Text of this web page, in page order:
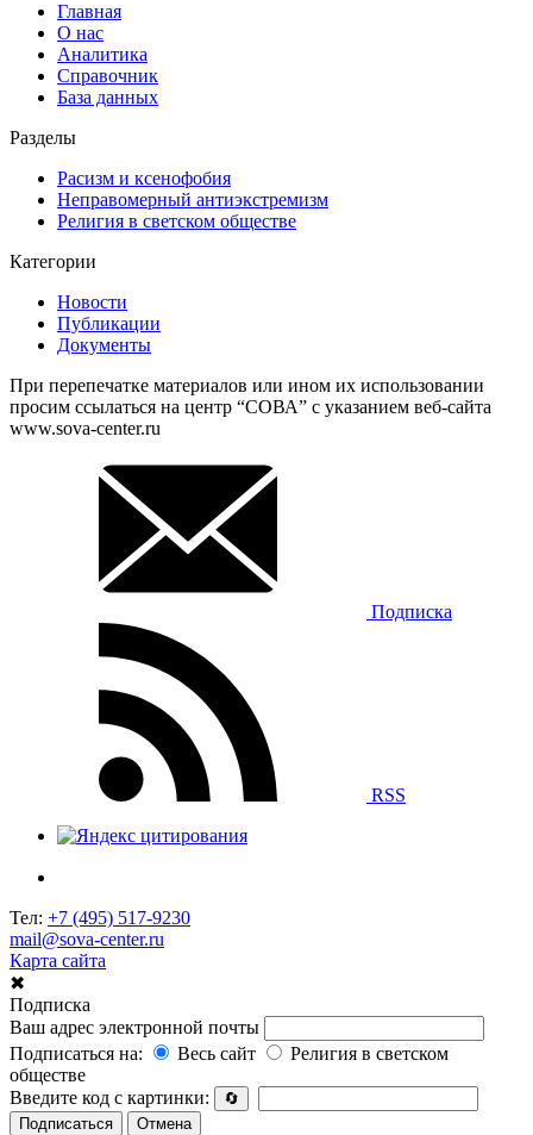
Главная
О нас
Аналитика
Справочник
База данных
Разделы
Расизм и ксенофобия
Неправомерный антиэкстремизм
Религия в светском обществе
Категории
Новости
Публикации
Документы
При перепечатке материалов или ином их использовании
просим ссылаться на центр “СОВА” с указанием веб-сайта
www.sova-center.ru
Подписка
RSS
Тел: +7 (495) 517-9230
mail@sova-center.ru
Карта сайта
✖
Подписка
Ваш адрес электронной почты
Подписаться на:
Весь сайт
Религия в светском
обществе
Введите код с картинки:
🔄
Подписаться
Отмена